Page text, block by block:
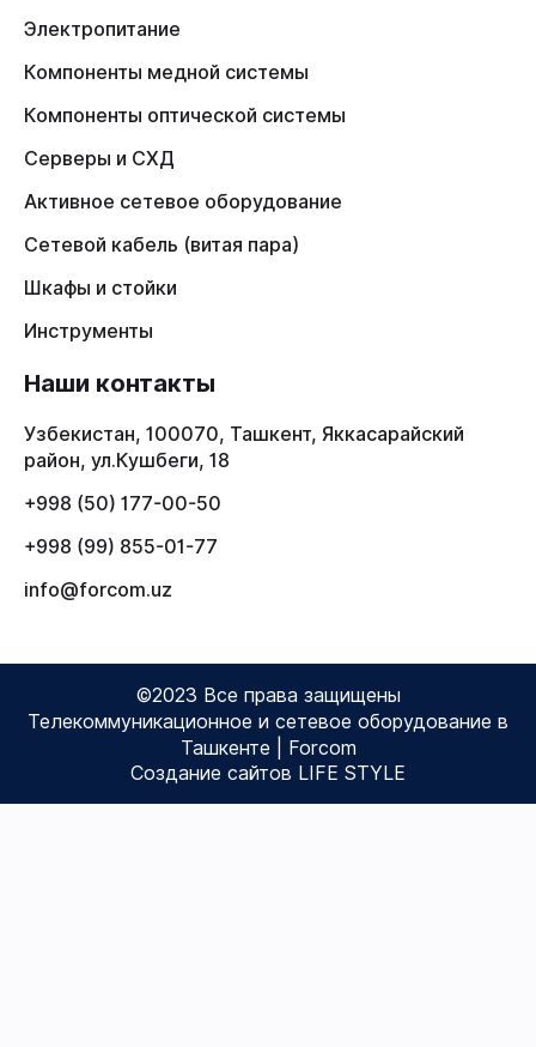
Электропитание
Компоненты медной системы
Компоненты оптической системы
Серверы и СХД
Активное сетевое оборудование
Сетевой кабель (витая пара)
Шкафы и стойки
Инструменты
Наши контакты
Узбекистан, 100070, Ташкент, Яккасарайский
район, ул.Кушбеги, 18
+998 (50) 177-00-50
+998 (99) 855-01-77
info@forcom.uz
©2023 Все права защищены
Телекоммуникационное и сетевое оборудование в
Ташкенте | Forcom
Создание сайтов LIFE STYLE